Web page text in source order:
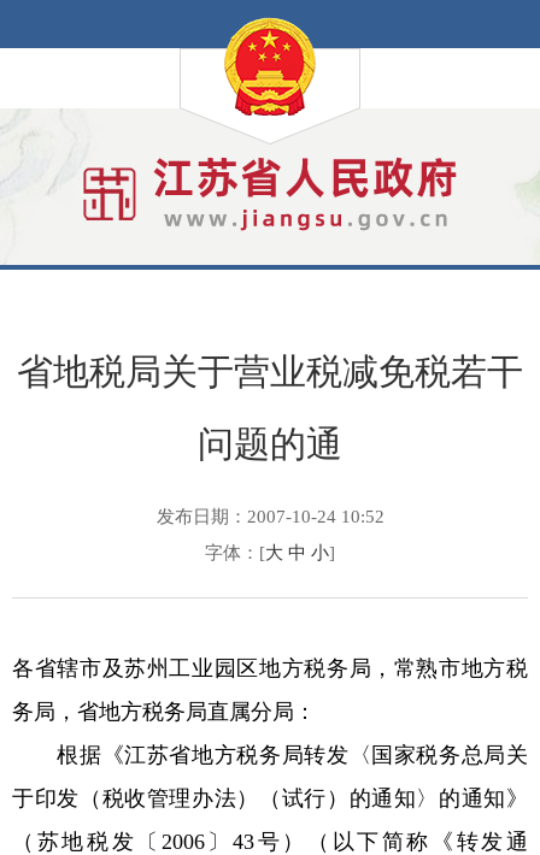
省地税局关于营业税减免税若干
问题的通
发布日期：2007-10-24 10:52
字体：[大 中 小]
各省辖市及苏州工业园区地方税务局，常熟市地方税
务局，省地方税务局直属分局：
根据《江苏省地方税务局转发〈国家税务总局关
于印发（税收管理办法）（试行）的通知〉的通知》
（苏地税发〔2006〕43号）（以下简称《转发通